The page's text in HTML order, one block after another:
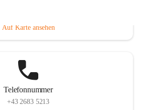
Auf Karte ansehen
Telefonnummer
+43 2683 5213